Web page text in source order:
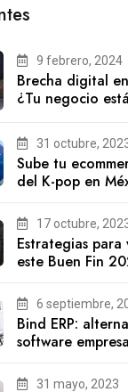
9 febrero, 2024
Brecha digital
¿Tu negocio
31 octubre,
Sube tu
del K-pop en
17 octubre,
Estrategias para
este Buen Fin
6 septiembre,
Bind ERP:
software
31 mayo, 2023